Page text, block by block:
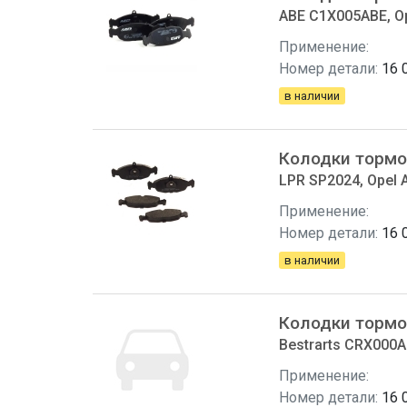
ABE C1X005ABE,
Применение:
Номер детали: 16
в наличии
Колодки
LPR SP2024, Opel
Применение:
Номер детали: 16
в наличии
Колодки
Bestrarts
Применение:
Номер детали: 16